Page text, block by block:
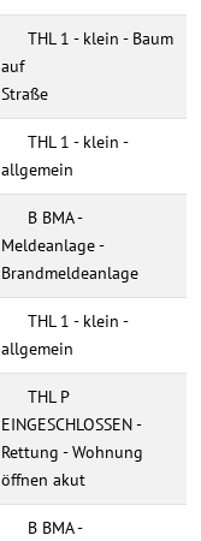
THL 1 - klein - Baum
auf
Straße
THL 1 - klein -
allgemein
B BMA -
Meldeanlage -
Brandmeldeanlage
THL 1 - klein -
allgemein
THL P
EINGESCHLOSSEN -
Rettung - Wohnung
öffnen akut
B BMA -